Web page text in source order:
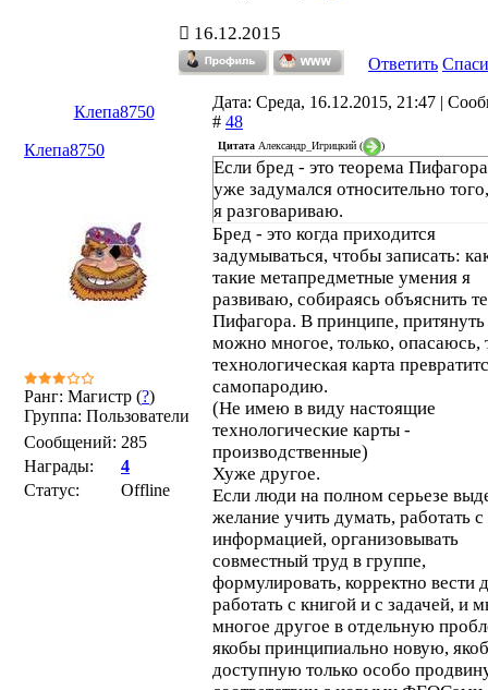
16.12.2015
Ответить
Клепа8750
Дата: Среда, 16.12.2015, 21:47 |
# 48
Клепа8750
Ранг: Магистр (?)
Группа: Пользователи
Сообщений: 285
Награды:
4
Статус:
Offline
Цитата Александр_Игрицкий ( )
Если бред - это теорема
уже задумался относительно
я разговариваю.
Бред - это когда приходится
задумываться, чтобы записать:
такие метапредметные умения я
развиваю, собираясь объяснить
Пифагора. В принципе,
можно многое, только, опасаюсь,
технологическая карта
самопародию.
(Не имею в виду настоящие
технологические карты -
производственные)
Хуже другое.
Если люди на полном серьезе
желание учить думать, работать с
информацией, организовывать
совместный труд в группе,
формулировать, корректно вести
работать с книгой и с задачей, и
многое другое в отдельную
якобы принципиально новую,
доступную только особо